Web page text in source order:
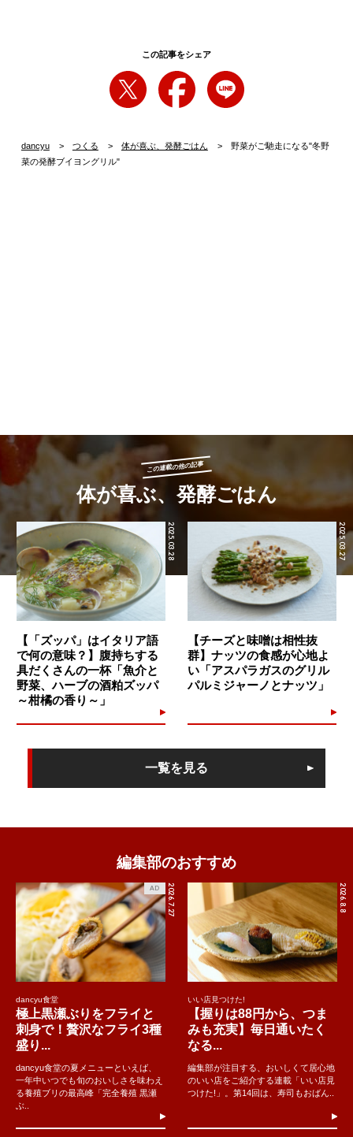
この記事をシェア
dancyu つくる 体が喜ぶ、発酵ごはん
野菜がご馳走になる"冬野
菜の発酵ブイヨングリル"
この連載の他の記事
体が喜ぶ、発酵ごはん
2025.03.28
【「ズッパ」はイタリア語
で何の意味？】腹持ちする
具だくさんの一杯「魚介と
野菜、ハーブの酒粕ズッパ
～柑橘の香り～」
2025.03.27
【チーズと味噌は相性抜
群】ナッツの食感が心地よ
い「アスパラガスのグリル
パルミジャーノとナッツ」
一覧を見る
編集部のおすすめ
2026.7.27
AD
dancyu食堂
極上黒瀬ぶりをフライと
刺身で！贅沢なフライ3種
盛り...
dancyu食堂の夏メニューといえば、
一年中いつでも旬のおいしさを味わえ
る養殖ブリの最高峰「完全養殖 黒瀬
ぶ..
2026.8.8
いい店見つけた!
【握りは88円から、つま
みも充実】毎日通いたく
なる...
編集部が注目する、おいしくて居心地
のいい店をご紹介する連載「いい店見
つけた!」。第14回は、寿司もおばん..